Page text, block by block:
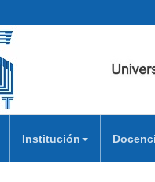
Institución